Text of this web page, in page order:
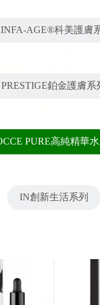
AGE®科美護膚
PRESTIGE鉑金護膚系
PURE高純精華水
IN創新生活系列